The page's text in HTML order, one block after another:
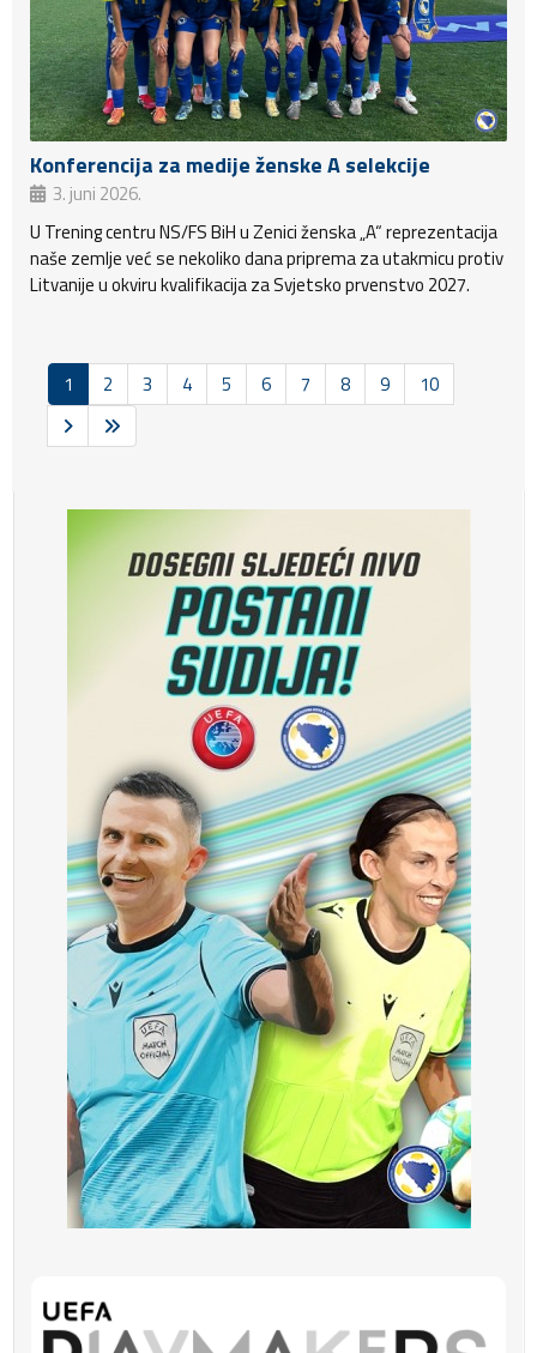
Konferencija za medije ženske A selekcije
3. juni 2026.
U Trening centru NS/FS BiH u Zenici ženska „A“ reprezentacija
naše zemlje već se nekoliko dana priprema za utakmicu protiv
Litvanije u okviru kvalifikacija za Svjetsko prvenstvo 2027.
1 2 3 4 5 6 7 8 9 10